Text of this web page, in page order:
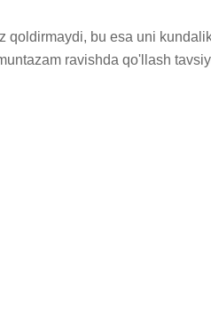
qoldirmaydi, bu esa uni
ravishda qo'llash